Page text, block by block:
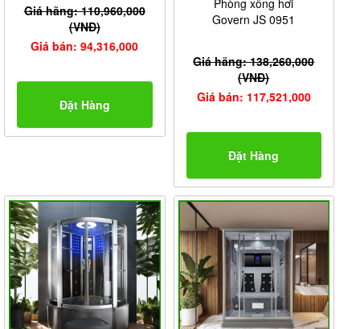
Giá hãng: 110,960,000
(VNĐ)
Giá bán: 94,316,000
Đặt Hàng
Govern JS 0951
Giá hãng: 138,260,000
(VNĐ)
Giá bán: 117,521,000
Đặt Hàng